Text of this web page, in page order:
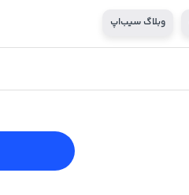
وبلاگ سیب‌اپ